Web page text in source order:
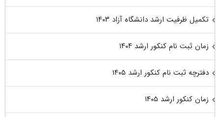
تکمیل ظرفیت ارشد دانشگاه آزاد ۱۴۰۳
زمان ثبت نام کنکور ارشد ۱۴۰۴
دفترچه ثبت نام کنکور ارشد ۱۴۰۵
زمان کنکور ارشد ۱۴۰۵